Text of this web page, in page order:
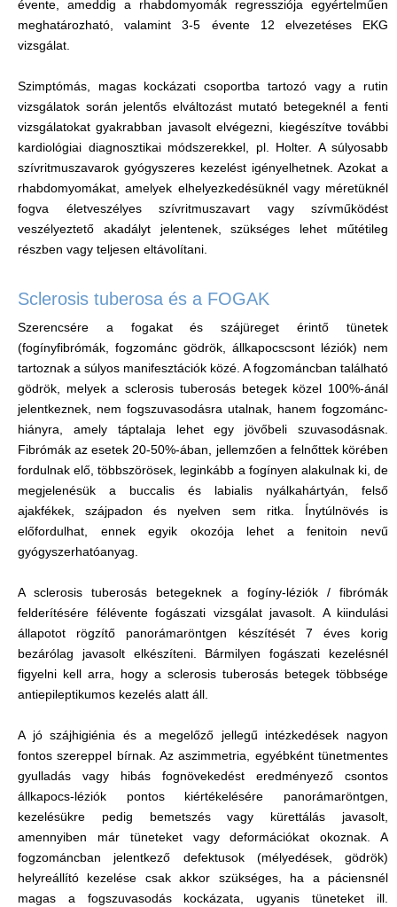
évente, ameddig a rhabdomyomák regressziója egyértelműen
meghatározható, valamint 3-5 évente 12 elvezetéses EKG
vizsgálat.
Szimptómás, magas kockázati csoportba tartozó vagy a rutin
vizsgálatok során jelentős elváltozást mutató betegeknél a fenti
vizsgálatokat gyakrabban javasolt elvégezni, kiegészítve további
kardiológiai diagnosztikai módszerekkel, pl. Holter. A súlyosabb
szívritmuszavarok gyógyszeres kezelést igényelhetnek. Azokat a
rhabdomyomákat, amelyek elhelyezkedésüknél vagy méretüknél
fogva életveszélyes szívritmuszavart vagy szívműködést
veszélyeztető akadályt jelentenek, szükséges lehet műtétileg
részben vagy teljesen eltávolítani.
Sclerosis tuberosa és a FOGAK
Szerencsére a fogakat és szájüreget érintő tünetek
(fogínyfibrómák, fogzománc gödrök, állkapocscsont léziók) nem
tartoznak a súlyos manifesztációk közé. A fogzománcban található
gödrök, melyek a sclerosis tuberosás betegek közel 100%-ánál
jelentkeznek, nem fogszuvasodásra utalnak, hanem fogzománc-
hiányra, amely táptalaja lehet egy jövőbeli szuvasodásnak.
Fibrómák az esetek 20-50%-ában, jellemzően a felnőttek körében
fordulnak elő, többszörösek, leginkább a fogínyen alakulnak ki, de
megjelenésük a buccalis és labialis nyálkahártyán, felső
ajakfékek, szájpadon és nyelven sem ritka. Ínytúlnövés is
előfordulhat, ennek egyik okozója lehet a fenitoin nevű
gyógyszerhatóanyag.
A sclerosis tuberosás betegeknek a fogíny-léziók / fibrómák
felderítésére félévente fogászati vizsgálat javasolt. A kiindulási
állapotot rögzítő panorámaröntgen készítését 7 éves korig
bezárólag javasolt elkészíteni. Bármilyen fogászati kezelésnél
figyelni kell arra, hogy a sclerosis tuberosás betegek többsége
antiepileptikumos kezelés alatt áll.
A jó szájhigiénia és a megelőző jellegű intézkedések nagyon
fontos szereppel bírnak. Az aszimmetria, egyébként tünetmentes
gyulladás vagy hibás fognövekedést eredményező csontos
állkapocs-léziók pontos kiértékelésére panorámaröntgen,
kezelésükre pedig bemetszés vagy kürettálás javasolt,
amennyiben már tüneteket vagy deformációkat okoznak. A
fogzománcban jelentkező defektusok (mélyedések, gödrök)
helyreállító kezelése csak akkor szükséges, ha a páciensnél
magas a fogszuvasodás kockázata, ugyanis tüneteket ill.